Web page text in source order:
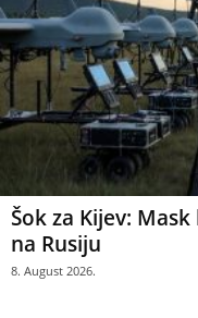
Šok za Kijev:
na Rusiju
8. August 2026.